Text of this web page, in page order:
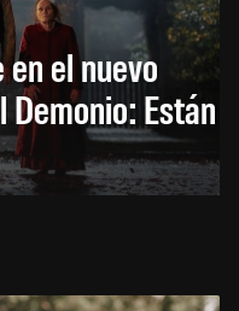
el nuevo
Están